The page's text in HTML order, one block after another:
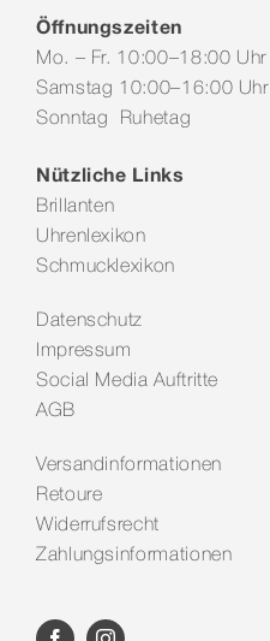
Service & Leistungen
Öffnungszeiten
Mo. – Fr. 10:00–18:00 Uhr
Samstag 10:00–16:00 Uhr
Sonntag Ruhetag
Nützliche Links
Brillanten
Uhrenlexikon
Schmucklexikon
Datenschutz
Impressum
Social Media Auftritte
AGB
Versandinformationen
Retoure
Widerrufsrecht
Zahlungsinformationen